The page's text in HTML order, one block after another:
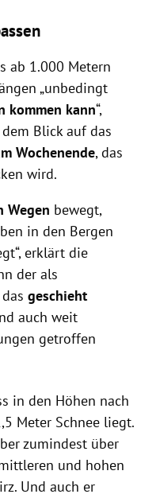
ab 1.000 Metern
„unbedingt
kommen kann“,
Blick auf das
Wochenende, das
wird.
Wegen bewegt,
in den Bergen
erklärt die
der als
geschieht
auch weit
getroffen
in den Höhen nach
Meter Schnee liegt.
zumindest über
und hohen
Und auch er